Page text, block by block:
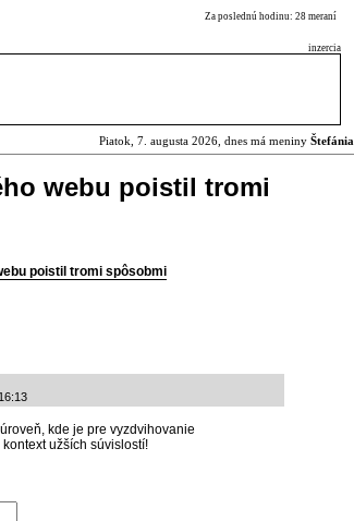
Za poslednú hodinu: 28 meraní
inzercia
Piatok, 7. augusta 2026, dnes má meniny Štefánia
webu poistil tromi
poistil tromi spôsobmi
kde je pre vyzdvihovanie
užších súvislostí!